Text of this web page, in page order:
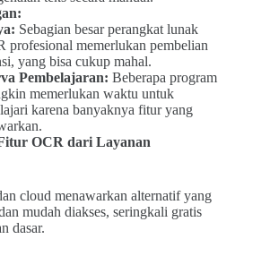
Sebagian besar perangkat lunak
profesional memerlukan pembelian
yang bisa cukup mahal.
Pembelajaran: Beberapa program
memerlukan waktu untuk
karena banyaknya fitur yang
OCR dari Layanan
cloud menawarkan alternatif yang
mudah diakses, seringkali gratis
dasar.